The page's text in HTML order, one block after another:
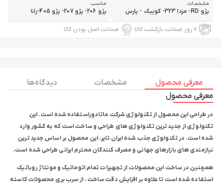
مشخصات
پژو RD- مزدا 323- کوییک - پارس
مناسب
پژو 206- پژو 207- پژو 405-رانا
۷ روز ضمانت بازگشت کالا ضمانت اصل بودن کالا
معرفی محصول مشخصات
دیدگاه ها
معرفی محصول
در طراحی این محصول از تکنولوژی شرکت ماتادوراستفاده شده است. این
تکنولوژی از جدید ترین تکنولوژی های طراحی و ساخت است که به کشور وارد
شده است. در تکنولوژی جذب شده ایران تایر، این محصول بر اساس جدید ترین
نیازمندی های بازارهای جهانی و مصرف کنندگان محترم ایرانی طراحی شده است.
همچنین در ساخت این محصولات از تجهیزات تمام اتوماتیک و مونتاژ روباتیک
استفاده شده است تا علاوه بر افزایش دقت ساخت ، از سرب بری محصولات کاسته